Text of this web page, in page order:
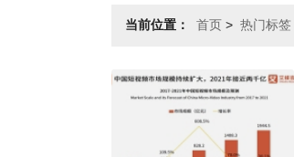
当前位置： 首页 > 热门标签